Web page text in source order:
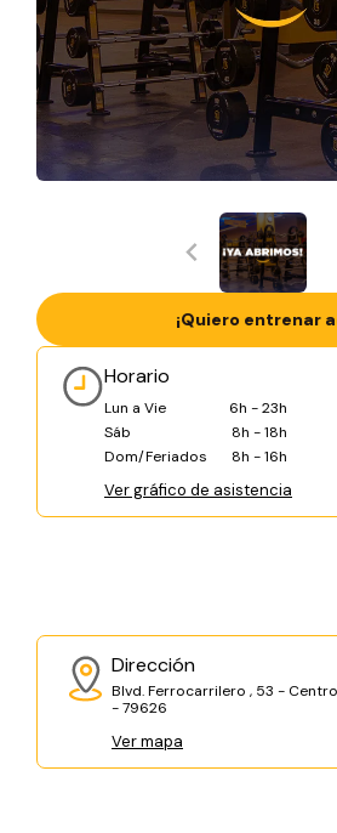
Horario
Lun a Vie
6h - 23h
Sáb
8h - 18h
Dom/Feriados
8h - 16h
Ver gráfico de asistencia
Dirección
Blvd. Ferrocarrilero , 53 -
- 79626
Ver mapa
¡Quiero entrenar